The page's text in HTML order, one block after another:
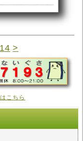
14 >
こちら